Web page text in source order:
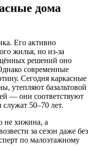
дома
Его активно
жилья, но из-за
решений оно
современные
Сегодня каркасные
утепляют базальтовой
— они соответствуют
50–70 лет.
не хижина, а
за сезон даже без
по малоэтажному